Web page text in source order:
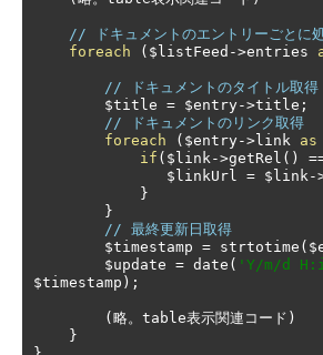
// ドキュメントのエントリーごとに
foreach
( $listFeed ->entries
// ドキュメントのタイトル取得
        $title
= $entry->title ;
// ドキュメントのリンク取得
foreach
( $entry->link as
if ( $link ->getRel ()
               $linkUrl
= $link -
}
}
// 最終更新日取得
        $timestamp
= strtotime (
        $update
= date ( 'Y/m/d
$timestamp );
(略。 table表示関連コード)
}